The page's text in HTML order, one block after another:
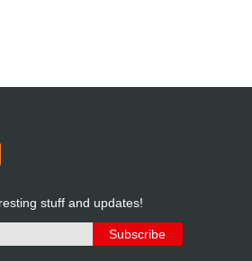
stuff and updates!